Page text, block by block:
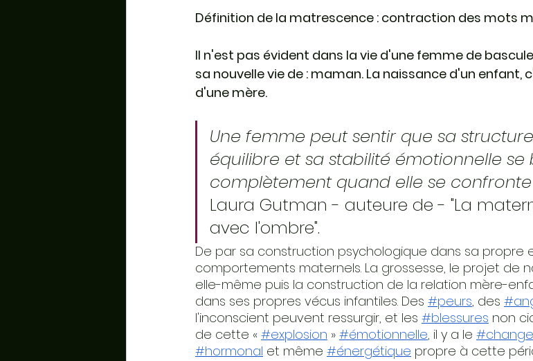
Définition de la matrescence : contraction des mots
Il n'est pas évident dans la vie d'une femme de
sa nouvelle vie de : maman. La naissance d'un enfant,
d'une mère.
Une femme peut sentir que sa
équilibre et sa stabilité émotionnelle se
complètement quand elle se
Laura Gutman - auteure de - "La
avec l'ombre".
De par sa construction psychologique dans sa propre
comportements maternels. La grossesse, le projet de
elle-même puis la construction de la relation mère-
dans ses propres vécus infantiles. Des #peurs, des
l'inconscient peuvent ressurgir, et les #blessures non
de cette « #explosion » #émotionnelle, il y a le
#hormonal et même #énergétique propre à cette